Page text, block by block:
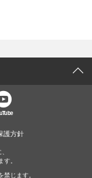
護方針
。
じます。